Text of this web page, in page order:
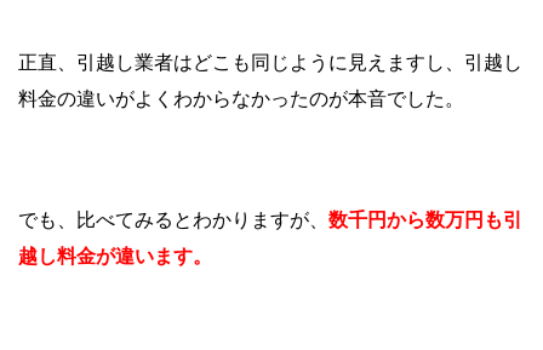
正直、引越し業者はどこも同じように見えますし、引越し
料金の違いがよくわからなかったのが本音でした。
でも、比べてみるとわかりますが、 数千円から数万円も引
越し料金が違います。